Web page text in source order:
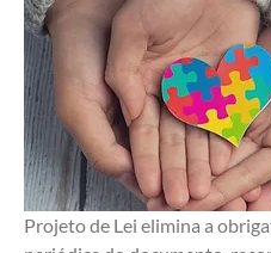
Projeto de Lei elimina a